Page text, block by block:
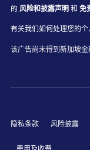
的 风险和披露声明 和 免
有关我们如何处理您的
该广告尚未得到新加坡金
隐私条款 风险披露